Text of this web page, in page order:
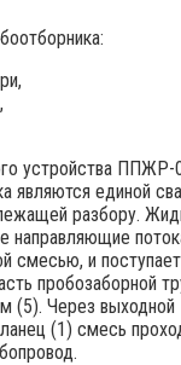
устройства ППЖР-
являются единой
разбору.
направляющие
смесью, и
пробозаборной
(5). Через выходной
(1) смесь